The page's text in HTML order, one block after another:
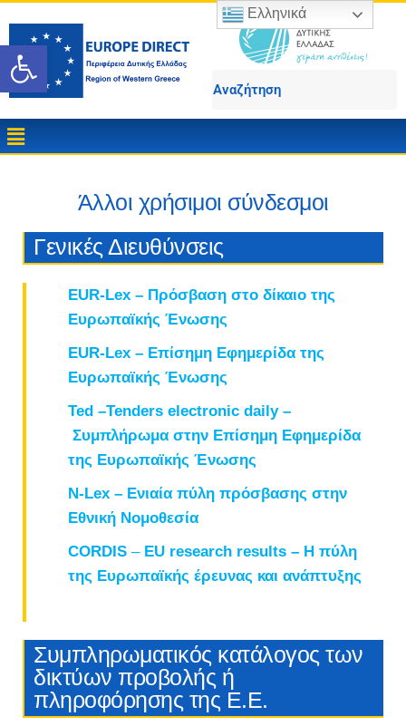
Ανοίξτε τη γραμμή
Άλλοι χρήσιμοι σύνδεσμοι
Γενικές Διευθύνσεις
EUR-Lex – Πρόσβαση στο δίκαιο της
Ευρωπαϊκής Ένωσης
EUR-Lex – Επίσημη Εφημερίδα της
Ευρωπαϊκής Ένωσης
Ted –Tenders electronic daily –
Συμπλήρωμα στην Επίσημη Εφημερίδα
της Ευρωπαϊκής Ένωσης
N-Lex – Ενιαία πύλη πρόσβασης στην
Εθνική Νομοθεσία
CORDIS – EU research results – Η πύλη
της Ευρωπαϊκής έρευνας και ανάπτυξης
Συμπληρωματικός κατάλογος των
δικτύων προβολής ή
πληροφόρησης της Ε.Ε.
Ελληνικά